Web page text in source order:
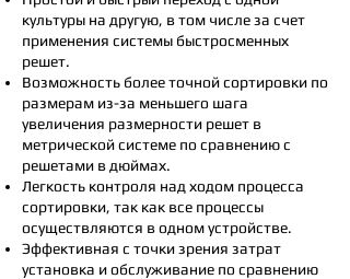
культуры на другую, в том числе за счет
применения системы быстросменных
решет.
Возможность более точной сортировки по
размерам из-за меньшего шага
увеличения размерности решет в
метрической системе по сравнению с
решетами в дюймах.
Легкость контроля над ходом процесса
сортировки, так как все процессы
осуществляются в одном устройстве.
Эффективная с точки зрения затрат
установка и обслуживание по сравнению